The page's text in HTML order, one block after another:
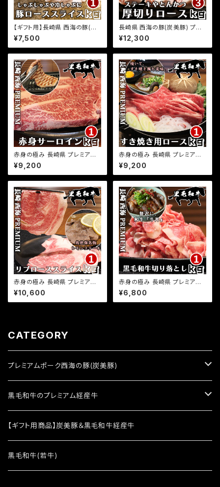
【ギフト用】長崎県 西海の豚(炭
美豚) プレミアムポーク しゃぶし
ゃぶ用ロース肉 1kg(500g×2
パック) 国産豚 ブランド豚 銘柄
ぶ 焼きしゃぶ 豚ロース お取り
寄せグルメ ふるさとの味
¥7,500
長崎県 西海の豚(炭美豚) プレ
ミアムポーク とんかつ ステーキ
用ロース肉 3kg(500g×6パッ
ク) 国産豚 ブランド豚 銘柄豚
ステーキ 豚ロース お取り寄せ
グルメ ふるさとの味
¥12,300
赤身の極み 長崎県 プレミアム
経産牛 黒毛和牛 赤身 サーロイ
ンステーキ 1kg(500g×2パッ
ク) サーロイン 和牛ステーキ 小
メ ふるさとの味
¥9,200
赤身の極み 長崎県 プレミアム
経産牛 黒毛和牛 すき焼き 炙り
すき焼き 用ロース 1kg(500g×
2パック) 小分け 国産 牛肉 お取
¥9,200
赤身の極み 長崎県 プレミアム
経産牛 黒毛和牛 リブロースス
ライス 1kg(500g×2パック) 小
分け 国産 牛肉 サシ入り 和牛
¥10,600
赤身の極み 長崎県 プレミアム
経産牛 黒毛和牛 切り落とし 1k
g(500g×2パック) 小分け 国産
牛肉 お取り寄せグルメ ふるさと
¥6,800
CATEGORY
プレミアムポーク西海の豚(炭美豚)
西海の豚(炭美豚)1kg
西海の豚(炭美豚)3kg
黒毛和牛のプレミアム経産牛
レミアム経産牛1kg
レミアム経産牛3kg
【ギフト用商品】炭美豚＆黒毛和牛経産牛
黒毛和牛(若牛)